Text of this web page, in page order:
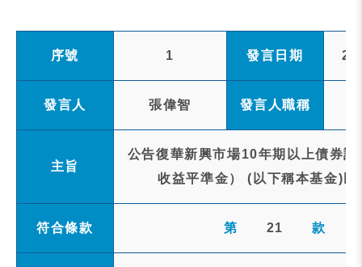
序號 1 發言日期
發言人 張偉智 發言人職稱
主旨
公告復華新興市場10年期以上債券
收益平準金） (以下稱本基金)
符合條款 第 21 款